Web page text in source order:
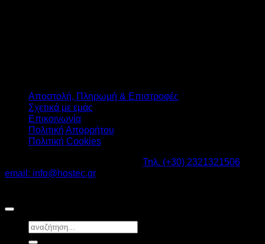
Αποστολή, Πληρωμή & Επιστροφές
Σχετικά με εμάς
Επικοινωνία
Πολιτική Απορρήτου
Πολιτική Cookies
Τηλ. (+30) 2321321506
email: info@hostec.gr
Αναζήτηση
για: